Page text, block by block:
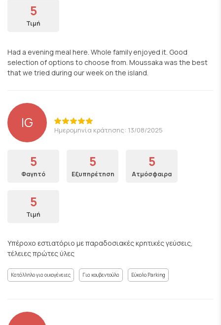
5
Τιμή
Had a evening meal here. Whole family enjoyed it. Good
selection of options to choose from. Moussaka was the best
that we tried during our week on the island.
IG Ημερομηνία κράτησης: 13/08/2025
5
Φαγητό
5
Εξυπηρέτηση
5
Ατμόσφαιρα
5
Τιμή
Υπέροχο εστιατόριο με παραδοσιακές κρητικές γεύσεις,
τέλειες πρώτες ύλες
Κατάλληλο για οικογένειες Για κουβεντούλα Εύκολο Parking